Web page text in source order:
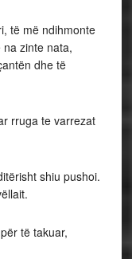
më ndihmonte
zinte nata,
dhe të
te varrezat
shiu pushoi.
të takuar,